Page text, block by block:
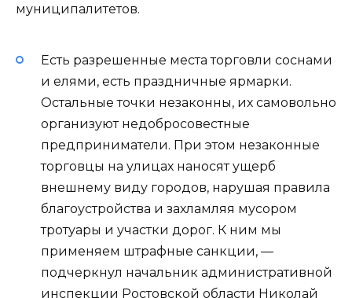
муниципалитетов.
Есть разрешенные места торговли соснами
и елями, есть праздничные ярмарки.
Остальные точки незаконны, их самовольно
организуют недобросовестные
предприниматели. При этом незаконные
торговцы на улицах наносят ущерб
внешнему виду городов, нарушая правила
благоустройства и захламляя мусором
тротуары и участки дорог. К ним мы
применяем штрафные санкции, —
подчеркнул начальник административной
инспекции Ростовской области Николай